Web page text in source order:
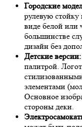
Городские
рулевую
виде белой или
большинстве
дизайн без
Детские версии:
палитрой.
элементами
Основное
стороны деки.